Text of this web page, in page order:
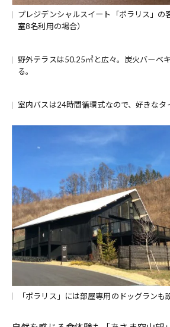
プレジデンシャルスイート「ポラリス」
室8名利用の場合）
野外テラスは50.25㎡と広々。炭火バーベ
る。
室内バスは24時間循環式なので、好きなタ
「ポラリス」には部屋専用のドッグランも